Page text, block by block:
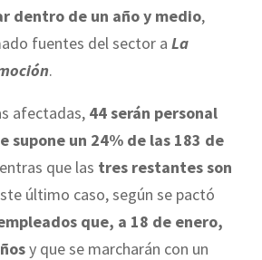
dentro de un año y medio,
fuentes del sector a La
.
afectadas, 44 serán personal
un 24% de las 183 de
que las tres restantes son
último caso, según se pactó
que, a 18 de enero,
y que se marcharán con un